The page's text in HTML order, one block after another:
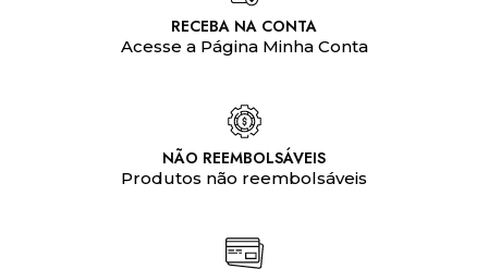
RECEBA NA CONTA
Acesse a Página Minha Conta
NÃO REEMBOLSÁVEIS
Produtos não reembolsáveis